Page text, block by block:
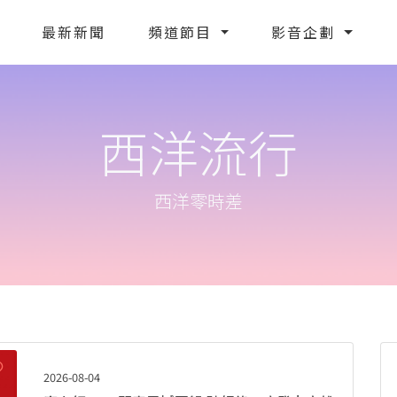
最新新聞 頻道節目 影音企劃
西洋流行
西洋零時差
2026-08-04